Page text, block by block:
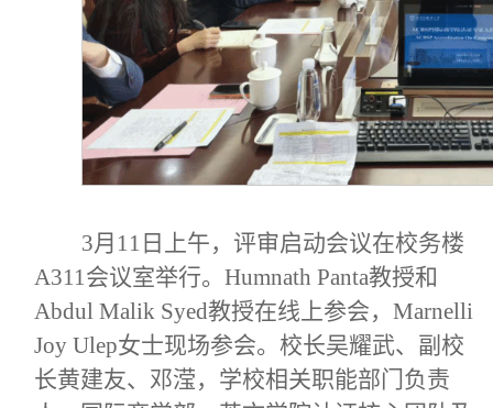
3月11日上午，评审启动会议在校务楼
A311会议室举行。Humnath Panta教授和
Abdul Malik Syed教授在线上参会，Marnelli
Joy Ulep女士现场参会。校长吴耀武、副校
长黄建友、邓滢，学校相关职能部门负责